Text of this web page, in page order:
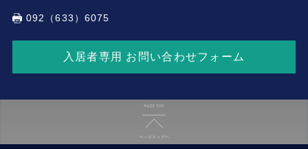
092（633）6075
入居者専用 お問い合わせフォーム